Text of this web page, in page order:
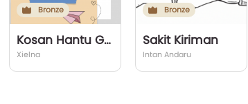
Bronze
Kosan Hantu Ganteng
Xielna
Bronze
Sakit Kiriman
Intan Andaru